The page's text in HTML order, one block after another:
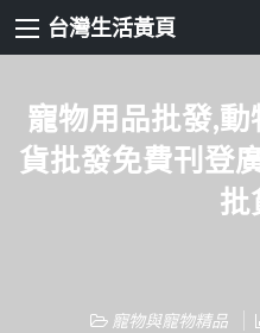
台灣生活黃頁
寵物用品批發,
貨批發免費刊登
批
寵物與寵物精品